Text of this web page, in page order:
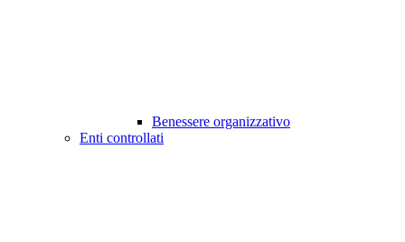
Benessere organizzativo
Enti controllati